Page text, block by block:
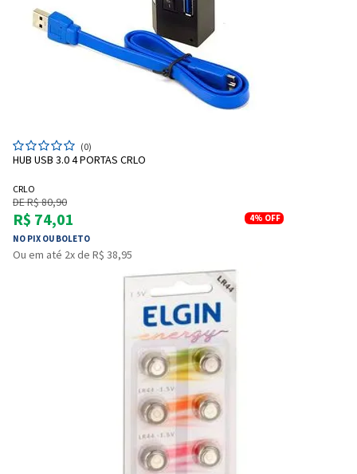
Entendi
(0)
HUB USB 3.0 4 PORTAS CRLO
CRLO
DE R$ 80,90
R$ 74,01
NO PIX OU BOLETO
4% OFF
Ou em até 2x de R$ 38,95